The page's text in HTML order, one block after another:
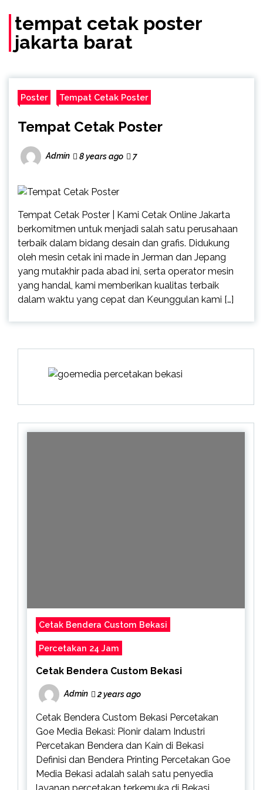
tempat cetak poster
jakarta barat
Poster Tempat Cetak Poster
Tempat Cetak Poster
Admin 8 years ago 7
Tempat Cetak Poster | Kami Cetak Online Jakarta
berkomitmen untuk menjadi salah satu perusahaan
terbaik dalam bidang desain dan grafis. Didukung
oleh mesin cetak ini made in Jerman dan Jepang
yang mutakhir pada abad ini, serta operator mesin
yang handal, kami memberikan kualitas terbaik
dalam waktu yang cepat dan Keunggulan kami […]
Cetak Bendera Custom Bekasi
Percetakan 24 Jam
Cetak Bendera Custom Bekasi
Admin 2 years ago
Cetak Bendera Custom Bekasi Percetakan
Goe Media Bekasi: Pionir dalam Industri
Percetakan Bendera dan Kain di Bekasi
Definisi dan Bendera Printing Percetakan Goe
Media Bekasi adalah salah satu penyedia